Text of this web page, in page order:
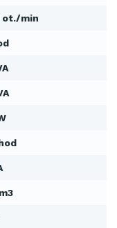
ot./min